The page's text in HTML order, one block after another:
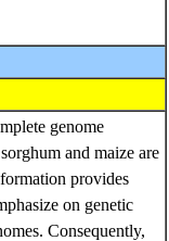
genome
and maize are
provides
on genetic
Consequently,